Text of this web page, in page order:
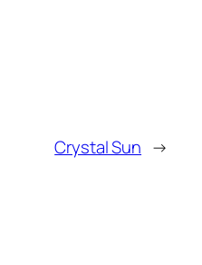
Crystal Sun →